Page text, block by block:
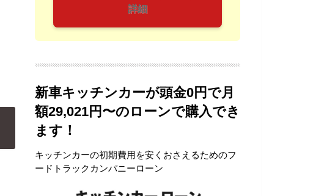
詳細
新車キッチンカーが頭金0円で月
額29,021円〜のローンで購入でき
ます！
キッチンカーの初期費用を安くおさえるためのフ
ードトラックカンパニーローン